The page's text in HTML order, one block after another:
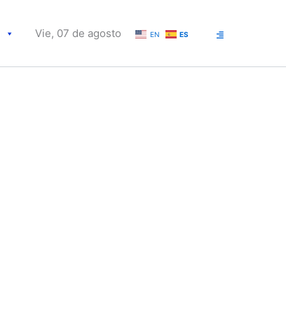
Vie, 07 de agosto EN ES